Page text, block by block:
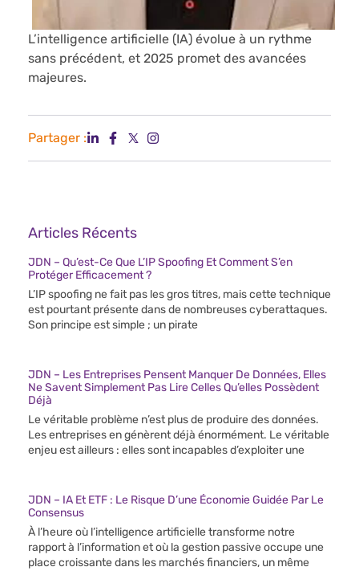
L’intelligence artificielle (IA) évolue à un rythme
sans précédent, et 2025 promet des avancées
majeures.
Partager :
Articles Récents
JDN – Qu’est-Ce Que L’IP Spoofing Et Comment S’en
Protéger Efficacement ?
L’IP spoofing ne fait pas les gros titres, mais cette technique
est pourtant présente dans de nombreuses cyberattaques.
Son principe est simple ; un pirate
JDN – Les Entreprises Pensent Manquer De Données, Elles
Ne Savent Simplement Pas Lire Celles Qu’elles Possèdent
Déjà
Le véritable problème n’est plus de produire des données.
Les entreprises en génèrent déjà énormément. Le véritable
enjeu est ailleurs : elles sont incapables d’exploiter une
JDN – IA Et ETF : Le Risque D’une Économie Guidée Par Le
Consensus
À l’heure où l’intelligence artificielle transforme notre
rapport à l’information et où la gestion passive occupe une
place croissante dans les marchés financiers, un même